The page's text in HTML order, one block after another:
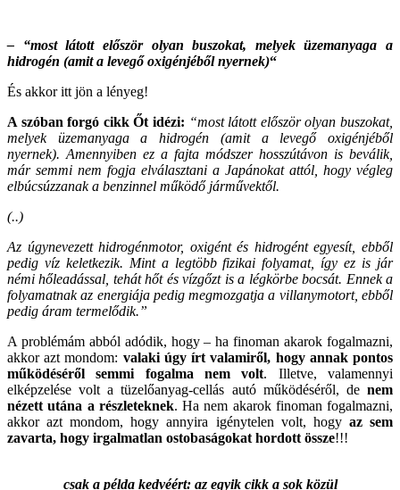
– “most látott először olyan buszokat, melyek üzemanyaga a
hidrogén (amit a levegő oxigénjéből nyernek)“
És akkor itt jön a lényeg!
A szóban forgó cikk Őt idézi: “most látott először olyan buszokat,
melyek üzemanyaga a hidrogén (amit a levegő oxigénjéből
nyernek). Amennyiben ez a fajta módszer hosszútávon is beválik,
már semmi nem fogja elválasztani a Japánokat attól, hogy végleg
elbúcsúzzanak a benzinnel működő járművektől.
(..)
Az úgynevezett hidrogénmotor, oxigént és hidrogént egyesít, ebből
pedig víz keletkezik. Mint a legtöbb fizikai folyamat, így ez is jár
némi hőleadással, tehát hőt és vízgőzt is a légkörbe bocsát. Ennek a
folyamatnak az energiája pedig megmozgatja a villanymotort, ebből
pedig áram termelődik.”
A problémám abból adódik, hogy – ha finoman akarok fogalmazni,
akkor azt mondom: valaki úgy írt valamiről, hogy annak pontos
működéséről semmi fogalma nem volt. Illetve, valamennyi
elképzelése volt a tüzelőanyag-cellás autó működéséről, de nem
nézett utána a részleteknek. Ha nem akarok finoman fogalmazni,
akkor azt mondom, hogy annyira igénytelen volt, hogy az sem
zavarta, hogy irgalmatlan ostobaságokat hordott össze!!!
csak a példa kedvéért: az egyik cikk a sok közül